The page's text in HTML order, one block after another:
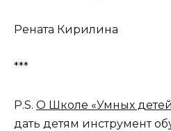
Рената Кирилина
***
Р.S. О Школе «Умных
дать детям инструмент